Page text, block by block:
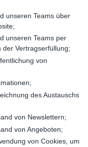
unseren Teams über
unseren Teams per
der Vertragserfüllung;
von
des Austauschs
von Newslettern;
von Angeboten;
von Cookies, um